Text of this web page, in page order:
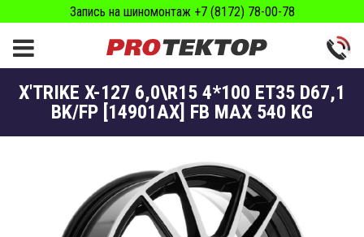
Запись на шиномонтаж +7 (8172) 78-00-78
X'TRIKE X-127 6,0\R15 4*100 ET35 D67,1
BK/FP [14901AX] FB MAX 540 KG